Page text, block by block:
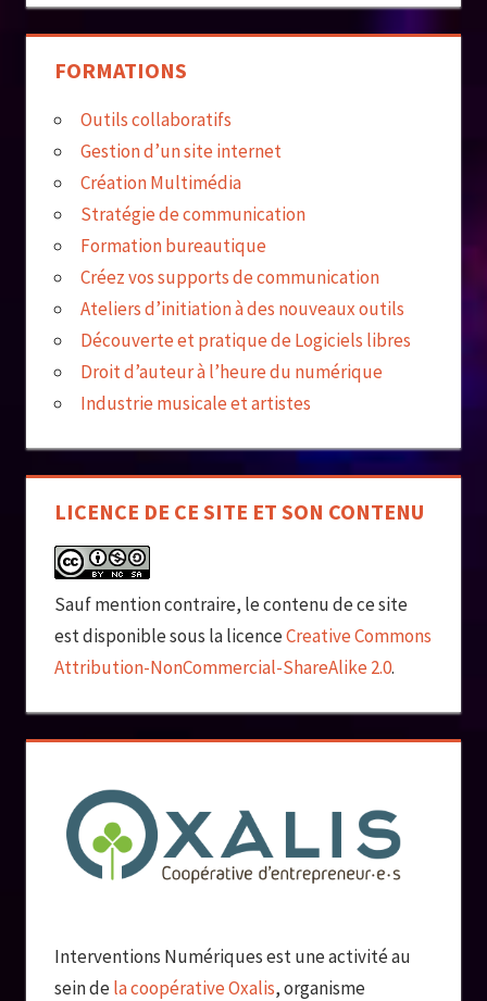
FORMATIONS
Outils collaboratifs
Gestion d’un site internet
Création Multimédia
Stratégie de communication
Formation bureautique
Créez vos supports de communication
Ateliers d’initiation à des nouveaux outils
Découverte et pratique de Logiciels libres
Droit d’auteur à l’heure du numérique
Industrie musicale et artistes
LICENCE DE CE SITE ET SON CONTENU
Sauf mention contraire, le contenu de ce site
est disponible sous la licenceCreative Commons
Attribution-NonCommercial-ShareAlike 2.0.
Interventions Numériques est une activité au
sein dela coopérative Oxalis, organisme